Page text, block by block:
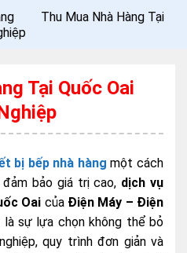
Thu Mua Nhà Hàng Tại
Tại Quốc Oai
bị bếp nhà hàng một cách
đảm bảo giá trị cao, dịch vụ
Oai của Điện Máy – Điện
sự lựa chọn không thể bỏ
quy trình đơn giản và